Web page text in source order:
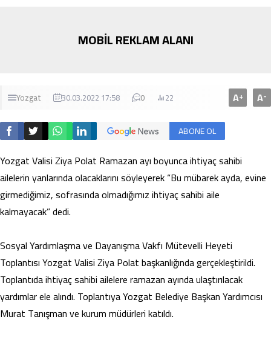
MOBİL REKLAM ALANI
Yozgat 30.03.2022 17:58 0 22 A+ A-
ABONE OL
Yozgat Valisi Ziya Polat Ramazan ayı boyunca ihtiyaç sahibi
ailelerin yanlarında olacaklarını söyleyerek “Bu mübarek ayda, evine
girmediğimiz, sofrasında olmadığımız ihtiyaç sahibi aile
kalmayacak” dedi.
Sosyal Yardımlaşma ve Dayanışma Vakfı Mütevelli Heyeti
Toplantısı Yozgat Valisi Ziya Polat başkanlığında gerçekleştirildi.
Toplantıda ihtiyaç sahibi ailelere ramazan ayında ulaştırılacak
yardımlar ele alındı. Toplantıya Yozgat Belediye Başkan Yardımcısı
Murat Tanışman ve kurum müdürleri katıldı.